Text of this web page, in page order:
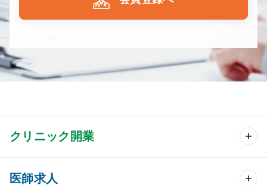
クリニック開業
クリニック開業 TOP
医師求人